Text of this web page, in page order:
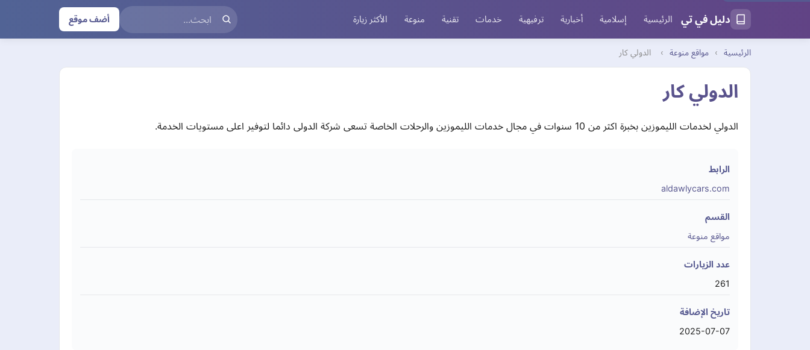
دليل في تي الرئيسية إسلامية أخبارية ترفيهية خدمات تقنية منوعة الأكثر زيارة أضف موقع
الرئيسية › مواقع منوعة › الدولي كار
الدولي كار
الدولي لخدمات الليموزين بخبرة اكثر من 10 سنوات في مجال خدمات الليموزين والرحلات الخاصة تسعى شركة الدولى دائما لتوفير اعلى مستويات الخدمة.
الرابط
aldawlycars.com
القسم
مواقع منوعة
عدد الزيارات
261
تاريخ الإضافة
2025-07-07